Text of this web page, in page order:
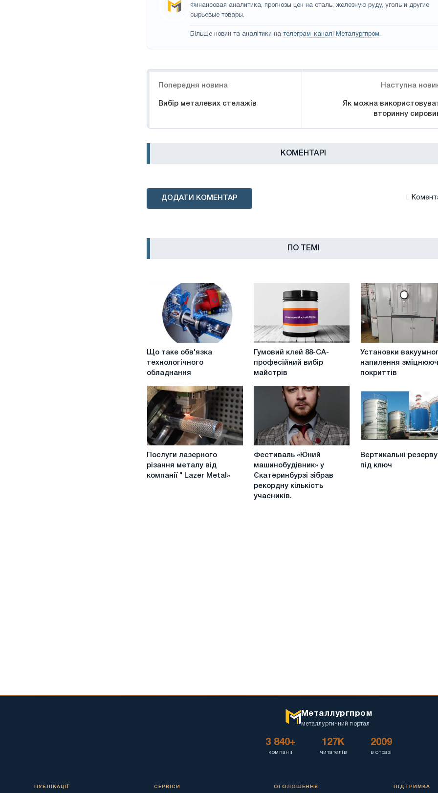
Финансовая аналитика, прогнозы цен на сталь, железную руду, уголь и другие
сырьевые товары.
Більше новин та аналітики на телеграм-каналі Металургпром.
Попередня новина
Вибір металевих стелажів
Наступна
Як можна
вторинну
КОМЕНТАРІ
ДОДАТИ КОМЕНТАР
ПО ТЕМІ
Що
таке
обв'язка
технологічного
обладнання
Що таке обв'язка
технологічного
обладнання
Гумовий
клей
88-
професійний
Гумовий клей 88-СА-
професійний вибір
майстрів
Установки
напилення
зміцнюючих
Установки
напилення
покриттів
Послуги
лазерного
різання
Послуги лазерного
різання металу від
компанії " Lazer Metal»
Фестиваль
машинобудівник»
Єкатеринбурзі
зібрав
Фестиваль «Юний
машинобудівник» у
Єкатеринбурзі зібрав
рекордну кількість
учасників.
Вертикальні
резервуари
під
Вертикальні
під ключ
Металлургпром
металлургичний портал
3 840+
компанії
127K
читателів
2009
в отразі
ПУБЛІКАЦІЇ СЕРВІСИ ОГОЛОШЕННЯ ПІДТРИМКА